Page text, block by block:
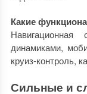
Какие
динамиками,
круиз-контроль,
Сильные и